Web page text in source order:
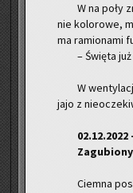
W na poły
nie ko­lo­ro­we,
ma ra­mio­na­mi
– Świę­ta
W
jajo z
Ciem­na